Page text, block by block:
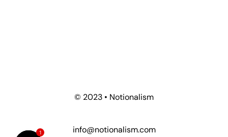
© 2023 • Notionalism
info@notionalism.com
1